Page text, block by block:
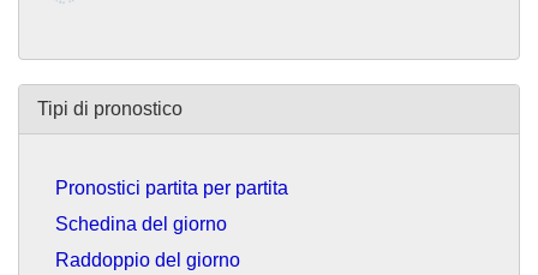
Tipi di pronostico
Pronostici partita per partita
Schedina del giorno
Raddoppio del giorno